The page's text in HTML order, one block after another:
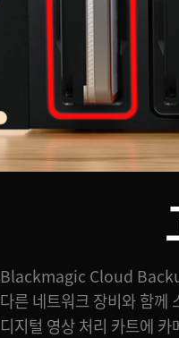
Blackmagic Cloud
다른 네트워크 장비와 함께
디지털 영상 처리 카트에
이뿐만 아니라 초고성능 작
내장되어 있습니다. 또한
스토리지 관련 그래픽 뷰를